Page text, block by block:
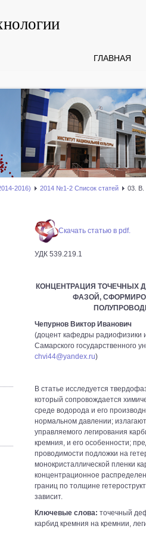
ГЛАВНАЯ
2016) 2014 №1-2 Список статей
03.
Скачать статью в pdf.
УДК 539.219.1
КОНЦЕНТРАЦИЯ ТОЧЕЧНЫХ
ФАЗОЙ,
Чепурнов Виктор Иванович
(доцент кафедры радиофизики
Самарского государственного
chvi44@yandex.ru)
В статье исследуется
который сопровождается
среде водорода и его
нормальном давлении;
управляемого легирования
кремния, и его особенности;
проводимости подложки на
монокристаллической пленки
концентрационное
границ по толщине
зависит.
Ключевые слова: точечный
карбид кремния на кремнии,